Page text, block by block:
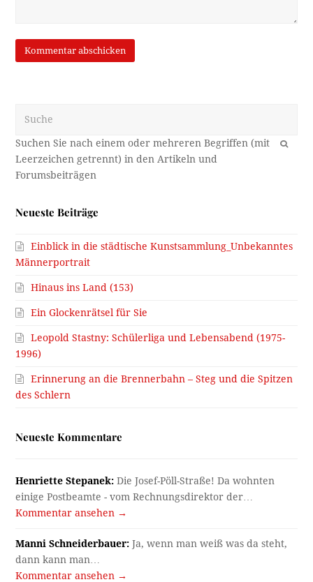
OK
Neueste Beiträge
Einblick in die städtische Kunstsammlung_Unbekanntes
Männerportrait
Hinaus ins Land (153)
Ein Glockenrätsel für Sie
Leopold Stastny: Schülerliga und Lebensabend (1975-
1996)
Erinnerung an die Brennerbahn – Steg und die Spitzen
des Schlern
Neueste Kommentare
Henriette Stepanek: Die Josef-Pöll-Straße! Da wohnten
einige Postbeamte - vom Rechnungsdirektor der…
Kommentar ansehen →
Manni Schneiderbauer: Ja, wenn man weiß was da steht,
dann kann man…
Kommentar ansehen →